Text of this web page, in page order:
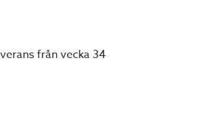
från vecka 34